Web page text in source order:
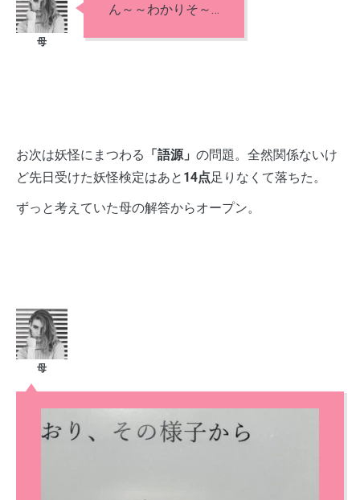
ん～～わかりそ～…
お次は妖怪にまつわる 「語源」 の問題。全然関係ないけ
ど先日受けた妖怪検定はあと 14点足りなくて落ちた。
ずっと考えていた母の解答からオープン。